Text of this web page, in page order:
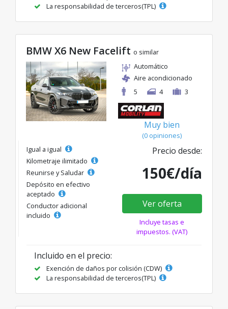
La responsabilidad de terceros(TPL)
BMW X6 New Facelift o similar
Automático
Aire acondicionado
5
4 3
Muy bien
(0 opiniones)
Igual a igual
Kilometraje ilimitado
Reunirse y Saludar
Depósito en efectivo
aceptado
Conductor adicional
incluido
Precio desde:
150€/día
Ver oferta
Incluye tasas e
impuestos. (VAT)
Incluido en el precio:
Exención de daños por colisión (CDW)
La responsabilidad de terceros(TPL)